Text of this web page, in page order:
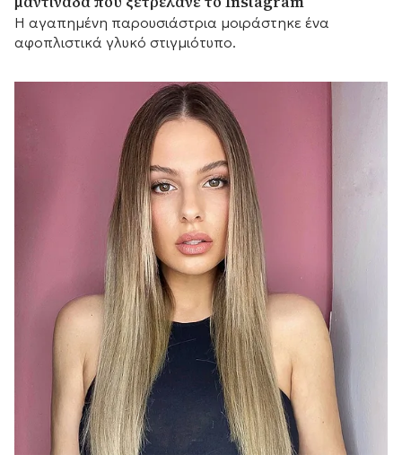
Η αγαπημένη παρουσιάστρια μοιράστηκε ένα
αφοπλιστικά γλυκό στιγμιότυπο.